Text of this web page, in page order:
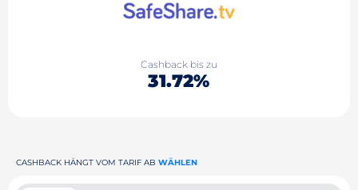
Cashback bis zu
31.72%
CASHBACK HÄNGT VOM TARIF AB WÄHLEN